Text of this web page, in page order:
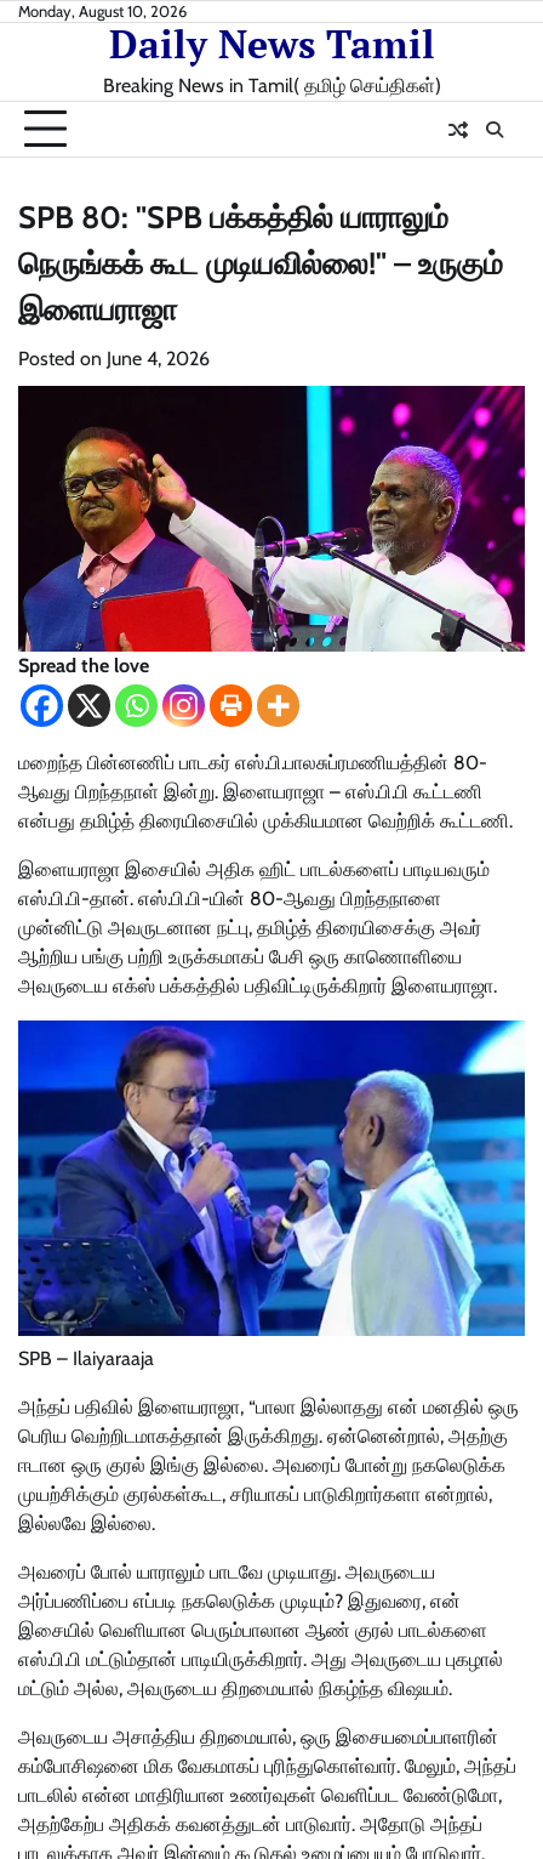
SkipMonday, August 10, 2026
Daily News Tamil
Breaking News in Tamil( தமிழ் செய்திகள்)
SPB 80: "SPB பக்கத்தில் யாராலும்
நெருங்கக் கூட முடியவில்லை!" – உருகும்
இளையராஜா
Posted on June 4, 2026
Spread the love
மறைந்த பின்னணிப் பாடகர் எஸ்.பி.பாலசுப்ரமணியத்தின் 80-
ஆவது பிறந்தநாள் இன்று. இளையராஜா – எஸ்.பி.பி கூட்டணி
என்பது தமிழ்த் திரையிசையில் முக்கியமான வெற்றிக் கூட்டணி.
இளையராஜா இசையில் அதிக ஹிட் பாடல்களைப் பாடியவரும்
எஸ்.பி.பி-தான். எஸ்.பி.பி-யின் 80-ஆவது பிறந்தநாளை
முன்னிட்டு அவருடனான நட்பு, தமிழ்த் திரையிசைக்கு அவர்
ஆற்றிய பங்கு பற்றி உருக்கமாகப் பேசி ஒரு காணொளியை
அவருடைய எக்ஸ் பக்கத்தில் பதிவிட்டிருக்கிறார் இளையராஜா.
SPB – Ilaiyaraaja
அந்தப் பதிவில் இளையராஜா, “பாலா இல்லாதது என் மனதில் ஒரு
பெரிய வெற்றிடமாகத்தான் இருக்கிறது. ஏன்னென்றால், அதற்கு
ஈடான ஒரு குரல் இங்கு இல்லை. அவரைப் போன்று நகலெடுக்க
முயற்சிக்கும் குரல்கள்கூட, சரியாகப் பாடுகிறார்களா என்றால்,
இல்லவே இல்லை.
அவரைப் போல் யாராலும் பாடவே முடியாது. அவருடைய
அர்ப்பணிப்பை எப்படி நகலெடுக்க முடியும்? இதுவரை, என்
இசையில் வெளியான பெரும்பாலான ஆண் குரல் பாடல்களை
எஸ்.பி.பி மட்டும்தான் பாடியிருக்கிறார். அது அவருடைய புகழால்
மட்டும் அல்ல, அவருடைய திறமையால் நிகழ்ந்த விஷயம்.
அவருடைய அசாத்திய திறமையால், ஒரு இசையமைப்பாளரின்
கம்போசிஷனை மிக வேகமாகப் புரிந்துகொள்வார். மேலும், அந்தப்
பாடலில் என்ன மாதிரியான உணர்வுகள் வெளிப்பட வேண்டுமோ,
அதற்கேற்ப அதிகக் கவனத்துடன் பாடுவார். அதோடு அந்தப்
பாடலுக்காக அவர் இன்னும் கூடுதல் உழைப்பையும் போடுவார்.